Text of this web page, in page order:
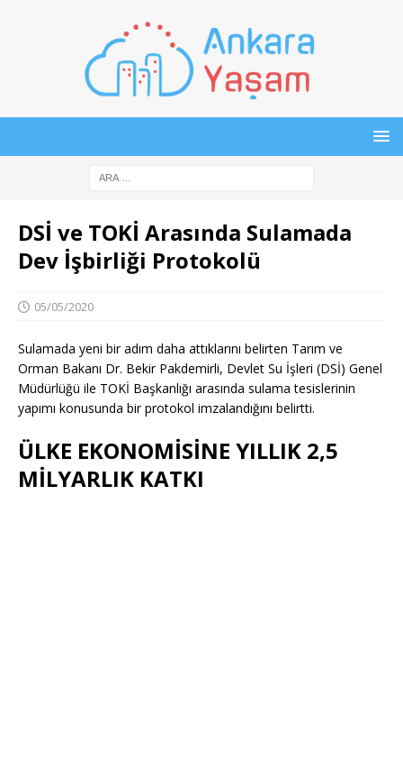
DSİ ve TOKİ Arasında Sulamada
Dev İşbirliği Protokolü
05/05/2020
Sulamada yeni bir adım daha attıklarını belirten Tarım ve
Orman Bakanı Dr. Bekir Pakdemirli, Devlet Su İşleri (DSİ) Genel
Müdürlüğü ile TOKİ Başkanlığı arasında sulama tesislerinin
yapımı konusunda bir protokol imzalandığını belirtti.
ÜLKE EKONOMİSİNE YILLIK 2,5
MİLYARLIK KATKI